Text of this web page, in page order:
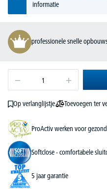
informatie
professionele snelle
Op verlanglijstje Toevoegen ter
ProActiv werken voor
Softclose - comfortabele
5 jaar garantie